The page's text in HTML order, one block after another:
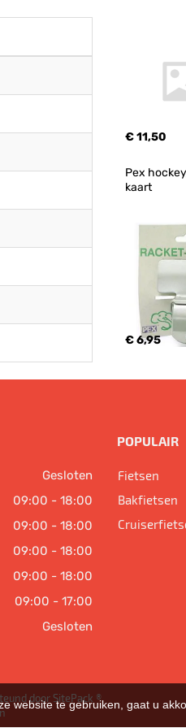
€ 11,50
Pex
kaart
€ 6,95
Gesloten
09:00 - 18:00
09:00 - 18:00
09:00 - 18:00
09:00 - 18:00
09:00 - 17:00
Gesloten
POPULAIR
Fietsen
Bakfietsen
door SitePack ®
website te gebruiken, gaat u